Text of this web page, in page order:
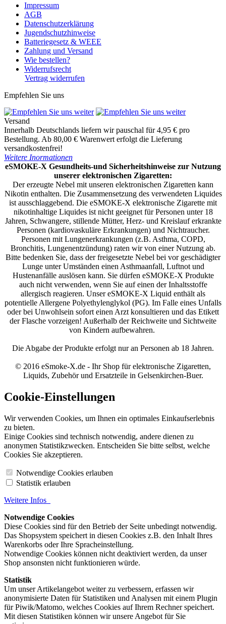
Impressum
AGB
Datenschutzerklärung
Jugendschutzhinweise
Batteriegesetz & WEEE
Zahlung und Versand
Wie bestellen?
Widerrufsrecht
Vertrag widerrufen
Empfehlen Sie uns
Versand
Innerhalb Deutschlands liefern wir pauschal für 4,95 € pro
Bestellung. Ab 80,00 € Warenwert erfolgt die Lieferung
versandkostenfrei!
Weitere Inormationen
eSMOKE-X Gesundheits-und Sicherheitshinweise zur Nutzung
unserer elektronischen Zigaretten:
Der erzeugte Nebel mit unseren elektronischen Zigaretten kann
Nikotin enthalten. Die Zusammensetzung des verwendeten Liquides
ist ausschlaggebend. Die eSMOKE-X elektronische Zigarette mit
nikotinhaltige Liquides ist nicht geeignet für Personen unter 18
Jahren, Schwangere, stillende Mütter, Herz- und Kreislauf erkrankte
Personen (kardiovaskuläre Erkrankungen) und Nichtraucher.
Personen mit Lungenerkrankungen (z.B. Asthma, COPD,
Bronchitis, Lungenentzündung) raten wir von einer Nutzung ab.
Bitte bedenken Sie, dass der freigesetzte Nebel bei vor geschädigter
Lunge unter Umständen einen Asthmaanfall, Luftnot und
Hustenanfälle auslösen kann. Sie dürfen eSMOKE-X Produkte
auch nicht verwenden, wenn Sie auf einen der Inhaltsstoffe
allergisch reagieren. Unser eSMOKE-X Liquid enthält als
potentielle Allergene Polyethylenglykol (PG). Im Falle eines Unfalls
oder bei Unwohlsein sofort einen Arzt konsultieren und das Etikett
der Flasche vorzeigen! Außerhalb der Reichweite und Sichtweite
von Kindern aufbewahren.
Die Abgabe der Produkte erfolgt nur an Personen ab 18 Jahren.
© 2016 eSmoke-X.de - Ihr Shop für elektronische Zigaretten,
Liquids, Zubehör und Ersatzteile in Gelsenkirchen-Buer.
Cookie-Einstellungen
Wir verwenden Cookies, um Ihnen ein optimales Einkaufserlebnis
zu bieten.
Einige Cookies sind technisch notwendig, andere dienen zu
anonymen Statistikzwecken. Entscheiden Sie bitte selbst, welche
Cookies Sie akzeptieren.
Notwendige Cookies erlauben
Statistik erlauben
Weitere Infos
Notwendige Cookies
Diese Cookies sind für den Betrieb der Seite unbedingt notwendig.
Das Shopsystem speichert in diesen Cookies z.B. den Inhalt Ihres
Warenkorbs oder Ihre Spracheinstellung.
Notwendige Cookies können nicht deaktiviert werden, da unser
Shop ansonsten nicht funktionieren würde.
Statistik
Um unser Artikelangebot weiter zu verbessern, erfassen wir
anonymisierte Daten für Statistiken und Analysen mit einem Plugin
für Piwik/Matomo, welches Cookies auf Ihrem Rechner speichert.
Mit diesen Statistiken können wir unsere Angebot für Sie